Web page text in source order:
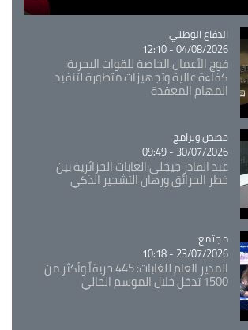
Catégorie
الدفاع الوطني
04/08/2026 - 12:10
فوج الأعمال الخاصة للقوات البحرية:
كفاءة عالية وتجهيزات متطورة لتنفيذ
المهام المعقدة
Catégorie
حصص وبرامج
30/07/2026 - 09:49
عبد القادر جيجلي:الغابات الجزائرية بين
خطر الحرائق ورهان التشجير الذكي
Catégorie
مجتمع
23/07/2026 - 10:18
المدير العام للغابات: 445 حريقاً وأكثر من
1500 تدخل خلال الموسم الحالي